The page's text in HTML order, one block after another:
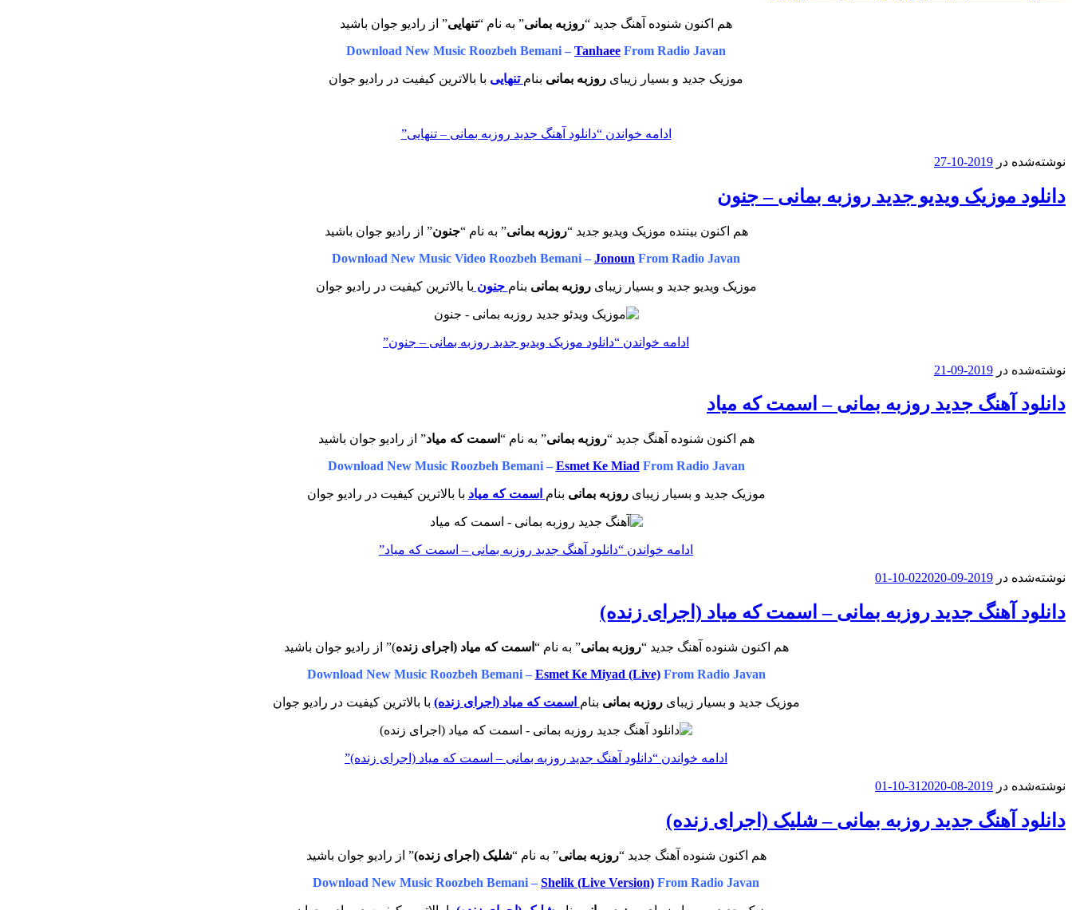
هم اکنون شنوده آهنگ جدید “روزبه بمانی” به نام “تنهایی” از رادیو جوان باشید
Download New Music Roozbeh Bemani – Tanhaee From Radio Javan
موزیک جدید و بسیار زیبای روزبه بمانی بنام تنهایی با بالاترین کیفیت در رادیو جوان
ادامه خواندن “دانلود آهنگ جدید روزبه بمانی – تنهایی”
نوشته‌شده در 2019-10-27
دانلود موزیک ویدیو جدید روزبه بمانی – جنون
هم اکنون بیننده موزیک ویدیو جدید “روزبه بمانی” به نام “جنون” از رادیو جوان باشید
Download New Music Video Roozbeh Bemani – Jonoun From Radio Javan
موزیک ویدیو جدید و بسیار زیبایروزبه بمانی بنام جنون با بالاترین کیفیت در رادیو جوان
ادامه خواندن “دانلود موزیک ویدیو جدید روزبه بمانی – جنون”
نوشته‌شده در 2019-09-21
دانلود آهنگ جدید روزبه بمانی – اسمت که میاد
هم اکنون شنوده آهنگ جدید “روزبه بمانی” به نام “ اسمت که میاد” از رادیو جوان باشید
Download New Music Roozbeh Bemani – Esmet Ke Miad From Radio Javan
موزیک جدید و بسیار زیبای روزبه بمانی بنام اسمت که میاد با بالاترین کیفیت در رادیو جوان
ادامه خواندن “دانلود آهنگ جدید روزبه بمانی – اسمت که میاد”
نوشته‌شده در 2019-09-02
2020-10-01
دانلود آهنگ جدید روزبه بمانی – اسمت که میاد (اجرای زنده)
هم اکنون شنوده آهنگ جدید “روزبه بمانی” به نام “ اسمت که میاد (اجرای زنده)” از رادیو جوان باشید
Download New Music Roozbeh Bemani – Esmet Ke Miyad (Live)From Radio Javan
موزیک جدید و بسیار زیبای روزبه بمانی بنام اسمت که میاد (اجرای زنده) با بالاترین کیفیت در رادیو جوان
ادامه خواندن “دانلود آهنگ جدید روزبه بمانی – اسمت که میاد (اجرای زنده)”
نوشته‌شده در 2019-08-31
2020-10-01
دانلود آهنگ جدید روزبه بمانی – شلیک (اجرای زنده)
هم اکنون شنوده آهنگ جدید “روزبه بمانی” به نام “شلیک (اجرای زنده)” از رادیو جوان باشید
Download New Music Roozbeh Bemani – Shelik (Live Version) From Radio Javan